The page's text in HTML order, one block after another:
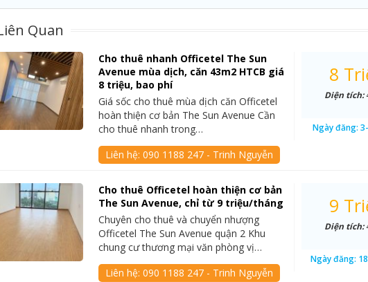
Quan
Cho thuê nhanh Officetel The Sun
Avenue mùa dịch, căn 43m2 HTCB giá
8 triệu, bao phí
Giá sốc cho thuê mùa dịch căn Officetel
hoàn thiện cơ bản The Sun Avenue Cần
cho thuê nhanh trong…
Liên hệ:090 1188 247 - Trinh Nguyễn
8
Diện tích:
Ngày đăng:
Cho thuê Officetel hoàn thiện cơ bản
The Sun Avenue, chỉ từ 9 triệu/tháng
Chuyên cho thuê và chuyển nhượng
Officetel The Sun Avenue quận 2 Khu
chung cư thương mại văn phòng vị…
Liên hệ:090 1188 247 - Trinh Nguyễn
9
Diện tích:
Ngày đăng: